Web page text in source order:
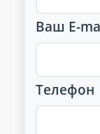
Ваш E-
Телефон